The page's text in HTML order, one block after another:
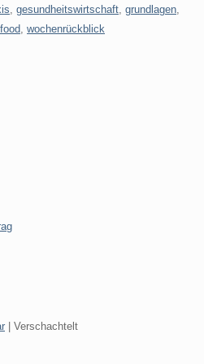
gesundheitswirtschaft grundlagen
wochenrückblick
| Verschachtelt